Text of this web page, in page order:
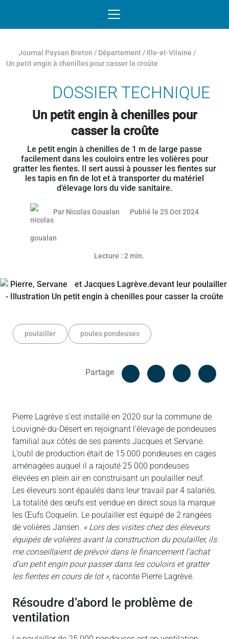
Journal Paysan Breton / Département / Ille-et-Vilaine /
Un petit engin à chenilles pour casser la croûte
DOSSIER TECHNIQUE
Un petit engin à chenilles pour
casser la croûte
Le petit engin à chenilles de 1 m de large passe
facilement dans les couloirs entre les volières pour
gratter les fientes. Il sert aussi à pousser les fientes sur
les tapis en fin de lot et à transporter du matériel
d’élevage lors du vide sanitaire.
Par Nicolas Goualan Publié le 25 Oct 202425
Lecture : 2 min.
poulailler poules pondeuses
Partage
Facebook
Pierre Lagrève s’est installé en 2020 sur la commune de
Louvigné-du-Désert en rejoignant l’élevage de pondeuses
familial aux côtés de ses parents Jacques et Servane.
L’outil de production était de 15 000 pondeuses en cages
aménagées auquel il a rajouté 25 000 pondeuses
élevées en plein air en construisant un poulailler neuf.
Les éleveurs sont épaulés dans leur travail par 4 salariés.
La totalité des œufs est vendue en direct sous la marque
les Œufs Coquelin. Le poulailler est équipé de 2 rangées
de volières Jansen. « Lors des visites chez des éleveurs
équipés de volières avant la construction du poulailler, ils
me conseillaient de prévoir dans le financement l’achat
d’un petit engin pour passer dans les couloirs et gratter
les fientes en cours de lot », raconte Pierre Lagrève.
résoudre d’abord le problème de
ventilation